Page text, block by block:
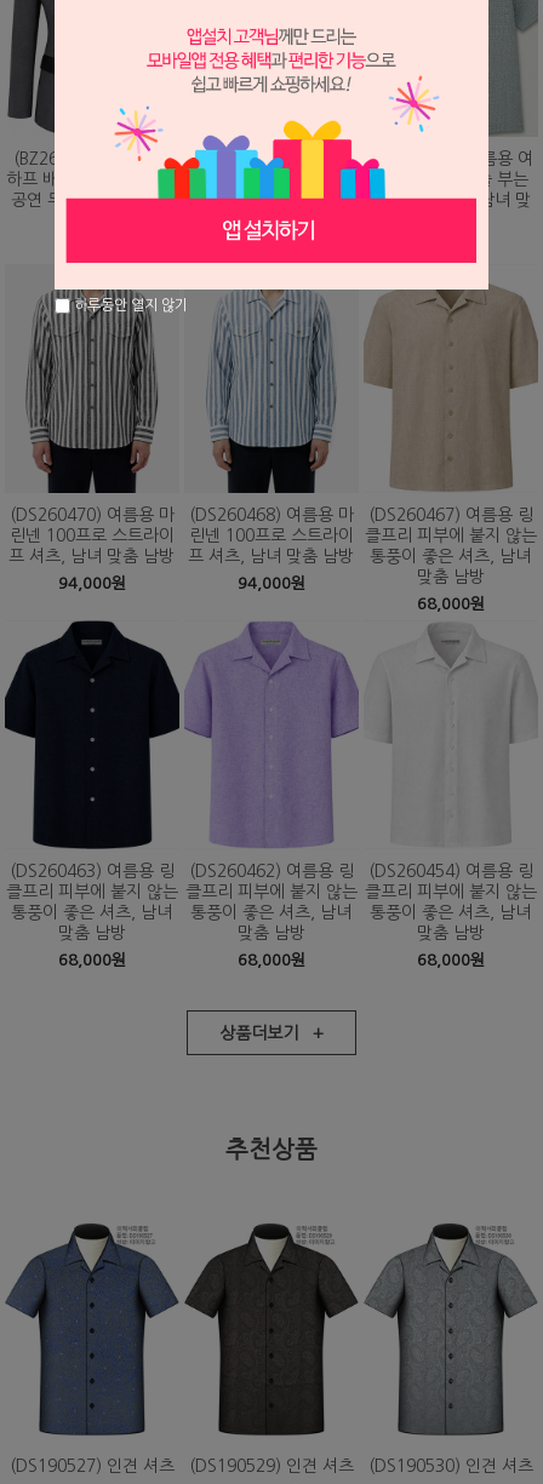
(BZ260203) 화려하게
하프 배색 핫픽스 디자인
공연 무대 맞춤 제작 자
(DS260479) 여름용 여
름용 바람이 솔솔 부는
망사직조 셔츠, 남녀 맞
춤 남방
(DS260473) 여름용 여
름용 바람이 솔솔 부는
망사직조 셔츠, 남녀 맞
(DS260470) 여름용 마
린넨 100프로 스트라이
프 셔츠, 남녀 맞춤 남방
94,000원
(DS260468) 여름용 마
린넨 100프로 스트라이
프 셔츠, 남녀 맞춤 남방
94,000원
(DS260467) 여름용 링
클프리 피부에 붙지 않는
통풍이 좋은 셔츠, 남녀
맞춤 남방
68,000원
(DS260463) 여름용 링
클프리 피부에 붙지 않는
통풍이 좋은 셔츠, 남녀
맞춤 남방
68,000원
(DS260462) 여름용 링
클프리 피부에 붙지 않는
통풍이 좋은 셔츠, 남녀
맞춤 남방
68,000원
(DS260454) 여름용 링
클프리 피부에 붙지 않는
통풍이 좋은 셔츠, 남녀
맞춤 남방
68,000원
상품더보기 +
추천상품
(DS190527) 인견 셔츠 (DS190529) 인견 셔츠 (DS190530) 인견 셔츠
하루동안 열지 않기